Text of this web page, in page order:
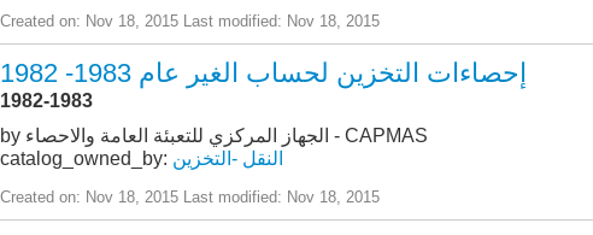
Created on: Nov 18, 2015 Last modified: Nov 18, 2015
إحصاءات التخزين لحساب الغير عام 1983- 1982
1982-1983
by الجهاز المركزي للتعبئة العامة والاحصاء - CAPMAS
catalog_owned_by: النقل -التخزين
Created on: Nov 18, 2015 Last modified: Nov 18, 2015